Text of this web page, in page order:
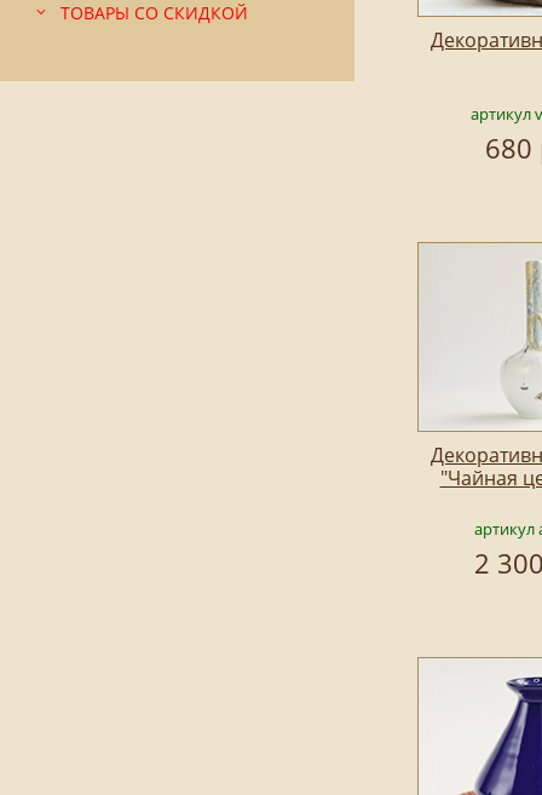
ТОВАРЫ СО СКИДКОЙ
артикул
680
"Чайная
артикул
2